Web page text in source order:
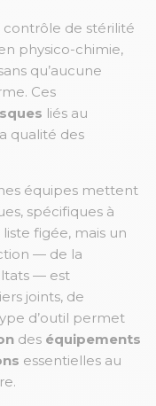
de stérilité
physico-chimie,
qu’aucune
Ces
liés au
qualité des
équipes mettent
spécifiques à
figée, mais un
— de la
— est
joints, de
d’outil permet
des équipements
essentielles au